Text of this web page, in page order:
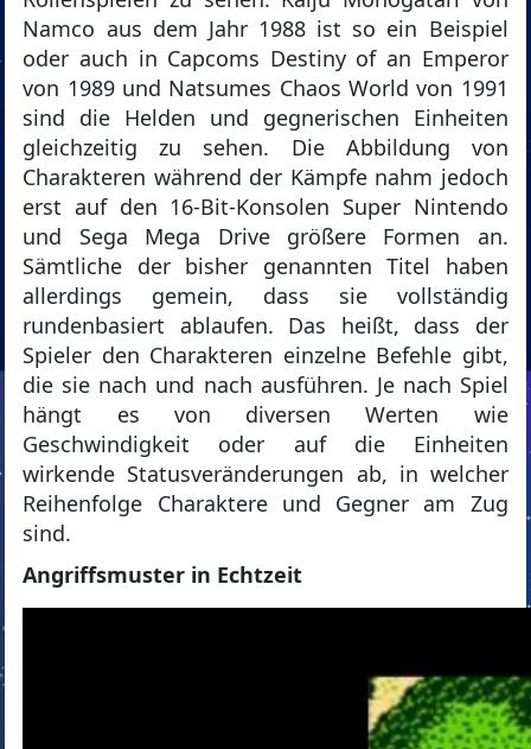
Namco aus dem Jahr 1988 ist so ein Beispiel
oder auch in Capcoms Destiny of an Emperor
von 1989 und Natsumes Chaos World von 1991
sind die Helden und gegnerischen Einheiten
gleichzeitig zu sehen. Die Abbildung von
Charakteren während der Kämpfe nahm jedoch
erst auf den 16-Bit-Konsolen Super Nintendo
und Sega Mega Drive größere Formen an.
Sämtliche der bisher genannten Titel haben
allerdings gemein, dass sie vollständig
rundenbasiert ablaufen. Das heißt, dass der
Spieler den Charakteren einzelne Befehle gibt,
die sie nach und nach ausführen. Je nach Spiel
hängt es von diversen Werten wie
Geschwindigkeit oder auf die Einheiten
wirkende Statusveränderungen ab, in welcher
Reihenfolge Charaktere und Gegner am Zug
sind.
Angriffsmuster in Echtzeit